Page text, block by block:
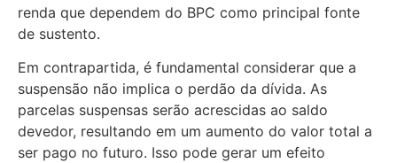
renda que dependem do BPC como principal fonte
de sustento.
Em contrapartida, é fundamental considerar que a
suspensão não implica o perdão da dívida. As
parcelas suspensas serão acrescidas ao saldo
devedor, resultando em um aumento do valor total a
ser pago no futuro. Isso pode gerar um efeito